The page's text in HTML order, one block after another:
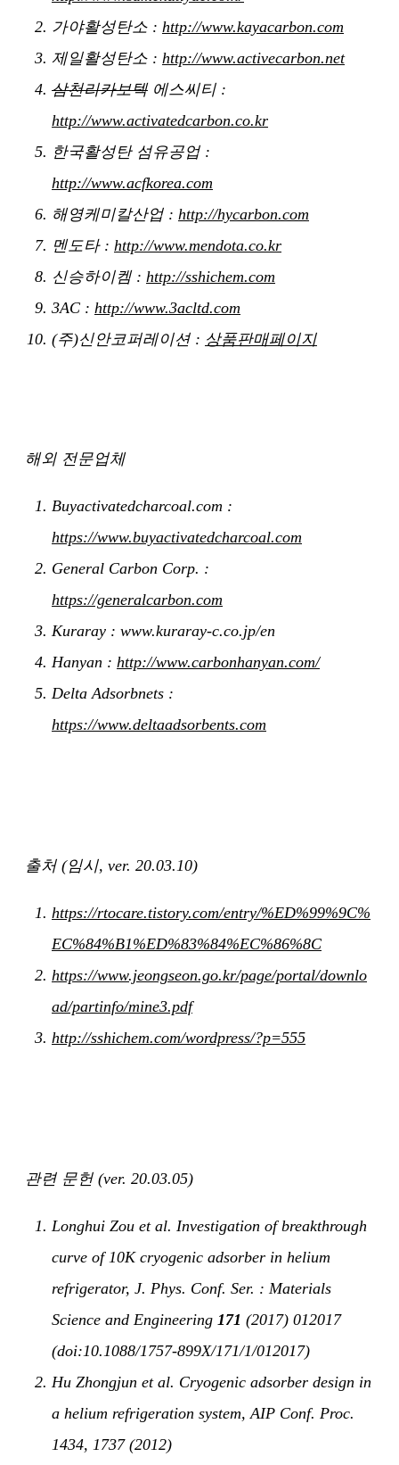
가야활성탄소 : http://www.kayacarbon.com
제일활성탄소 : http://www.activecarbon.net
삼천리카보텍에스씨티 :
http://www.activatedcarbon.co.kr
한국활성탄 섬유공업 :
http://www.acfkorea.com
해영케미칼산업 : http://hycarbon.com
멘도타 : http://www.mendota.co.kr
신승하이켐 : http://sshichem.com
3AC : http://www.3acltd.com
(주)신안코퍼레이션 : 상품판매페이지
해외 전문업체
Buyactivatedcharcoal.com :
https://www.buyactivatedcharcoal.com
General Carbon Corp. :
https://generalcarbon.com
Kuraray : www.kuraray-c.co.jp/en
Hanyan : http://www.carbonhanyan.com/
Delta Adsorbnets :
https://www.deltaadsorbents.com
출처 (임시, ver. 20.03.10)
https://rtocare.tistory.com/entry/%ED%99%9C%
EC%84%B1%ED%83%84%EC%86%8C
https://www.jeongseon.go.kr/page/portal/downlo
ad/partinfo/mine3.pdf
http://sshichem.com/wordpress/?p=555
관련 문헌 (ver. 20.03.05)
Longhui Zou et al. Investigation of breakthrough
curve of 10K cryogenic adsorber in helium
refrigerator, J. Phys. Conf. Ser. : Materials
Science and Engineering 171 (2017) 012017
(doi:10.1088/1757-899X/171/1/012017)
Hu Zhongjun et al. Cryogenic adsorber design in
a helium refrigeration system, AIP Conf. Proc.
1434, 1737 (2012)